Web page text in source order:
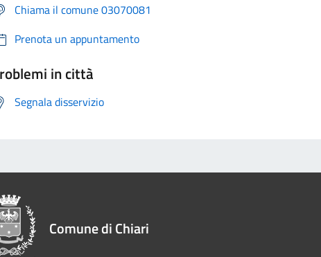
Chiama il comune 03070081
Prenota un appuntamento
in città
Segnala disservizio
Comune di Chiari